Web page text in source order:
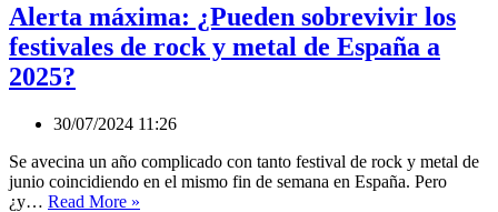
Alerta máxima: ¿Pueden sobrevivir los
festivales de rock y metal de España a
2025?
30/07/2024 11:26
Se avecina un año complicado con tanto festival de rock y metal de
junio coincidiendo en el mismo fin de semana en España. Pero
¿y… Read More »